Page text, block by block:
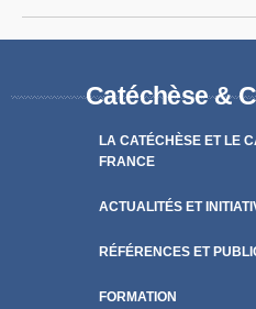
Catéchèse &
LA CATÉCHÈSE ET LE
FRANCE
ACTUALITÉS ET
RÉFÉRENCES ET
FORMATION